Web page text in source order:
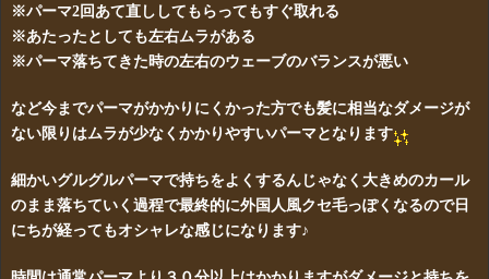
※パーマ2回あて直ししてもらってもすぐ取れる
※あたったとしても左右ムラがある
※パーマ落ちてきた時の左右のウェーブのバランスが悪い
など今までパーマがかかりにくかった方でも髪に相当なダメージが
ない限りはムラが少なくかかりやすいパーマとなります
細かいグルグルパーマで持ちをよくするんじゃなく大きめのカール
のまま落ちていく過程で最終的に外国人風クセ毛っぽくなるので日
にちが経ってもオシャレな感じになります♪